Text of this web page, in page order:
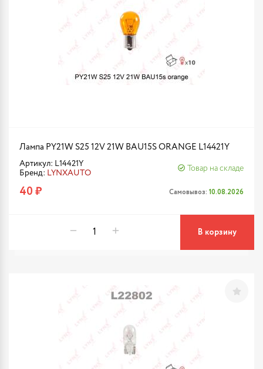
Лампа PY21W S25 12V 21W BAU15S ORANGE L14421Y
Артикул: L14421Y
Бренд: LYNXAUTO
Товар на складе
40 ₽ Самовывоз: 10.08.2026
В корзину